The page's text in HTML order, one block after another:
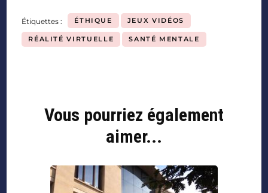
Étiquettes : ÉTHIQUE JEUX VIDÉOS
RÉALITÉ VIRTUELLE SANTÉ MENTALE
Vous pourriez également
aimer...